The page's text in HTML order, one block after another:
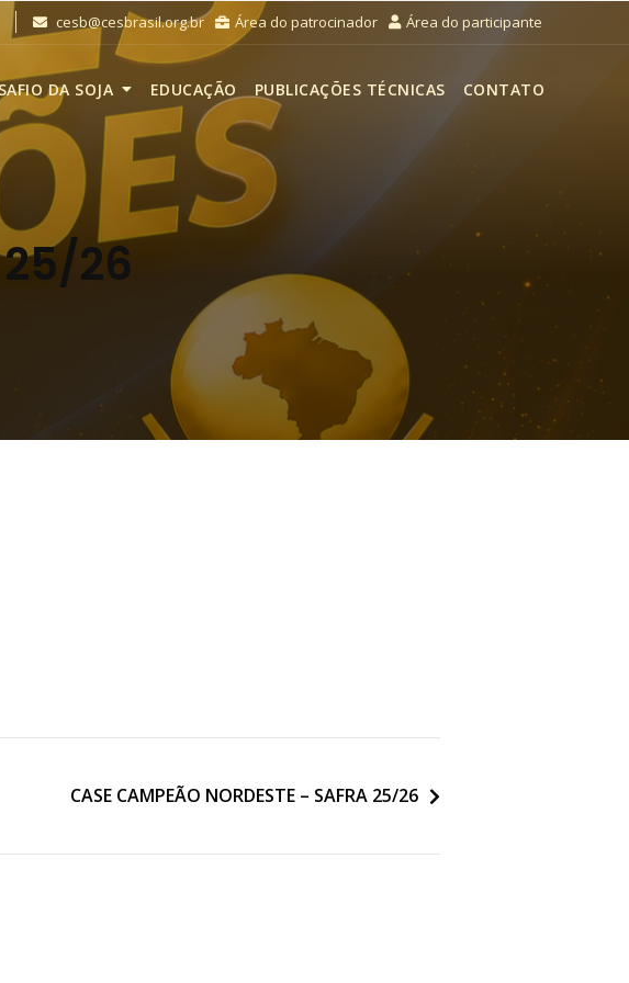
cesb@cesbrasil.org.br Área do patrocinador Área do participante
DA SOJA EDUCAÇÃO PUBLICAÇÕES TÉCNICAS CONTATO
25/26
CASE CAMPEÃO NORDESTE – SAFRA 25/26